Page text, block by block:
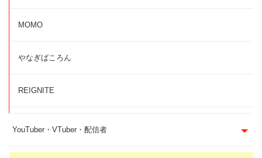
MOMO
やなぎばころん
REIGNITE
YouTuber・VTuber・配信者